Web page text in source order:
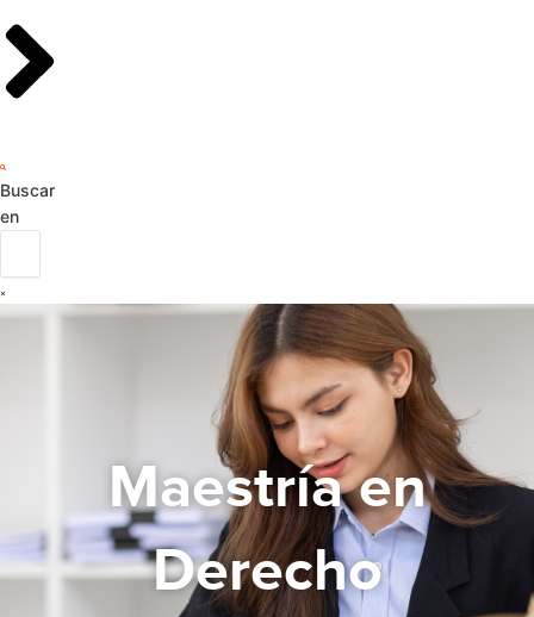
Buscar
en
Maestría en
Derecho